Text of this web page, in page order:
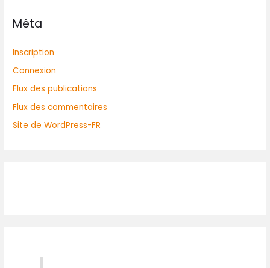
Méta
Inscription
Connexion
Flux des publications
Flux des commentaires
Site de WordPress-FR